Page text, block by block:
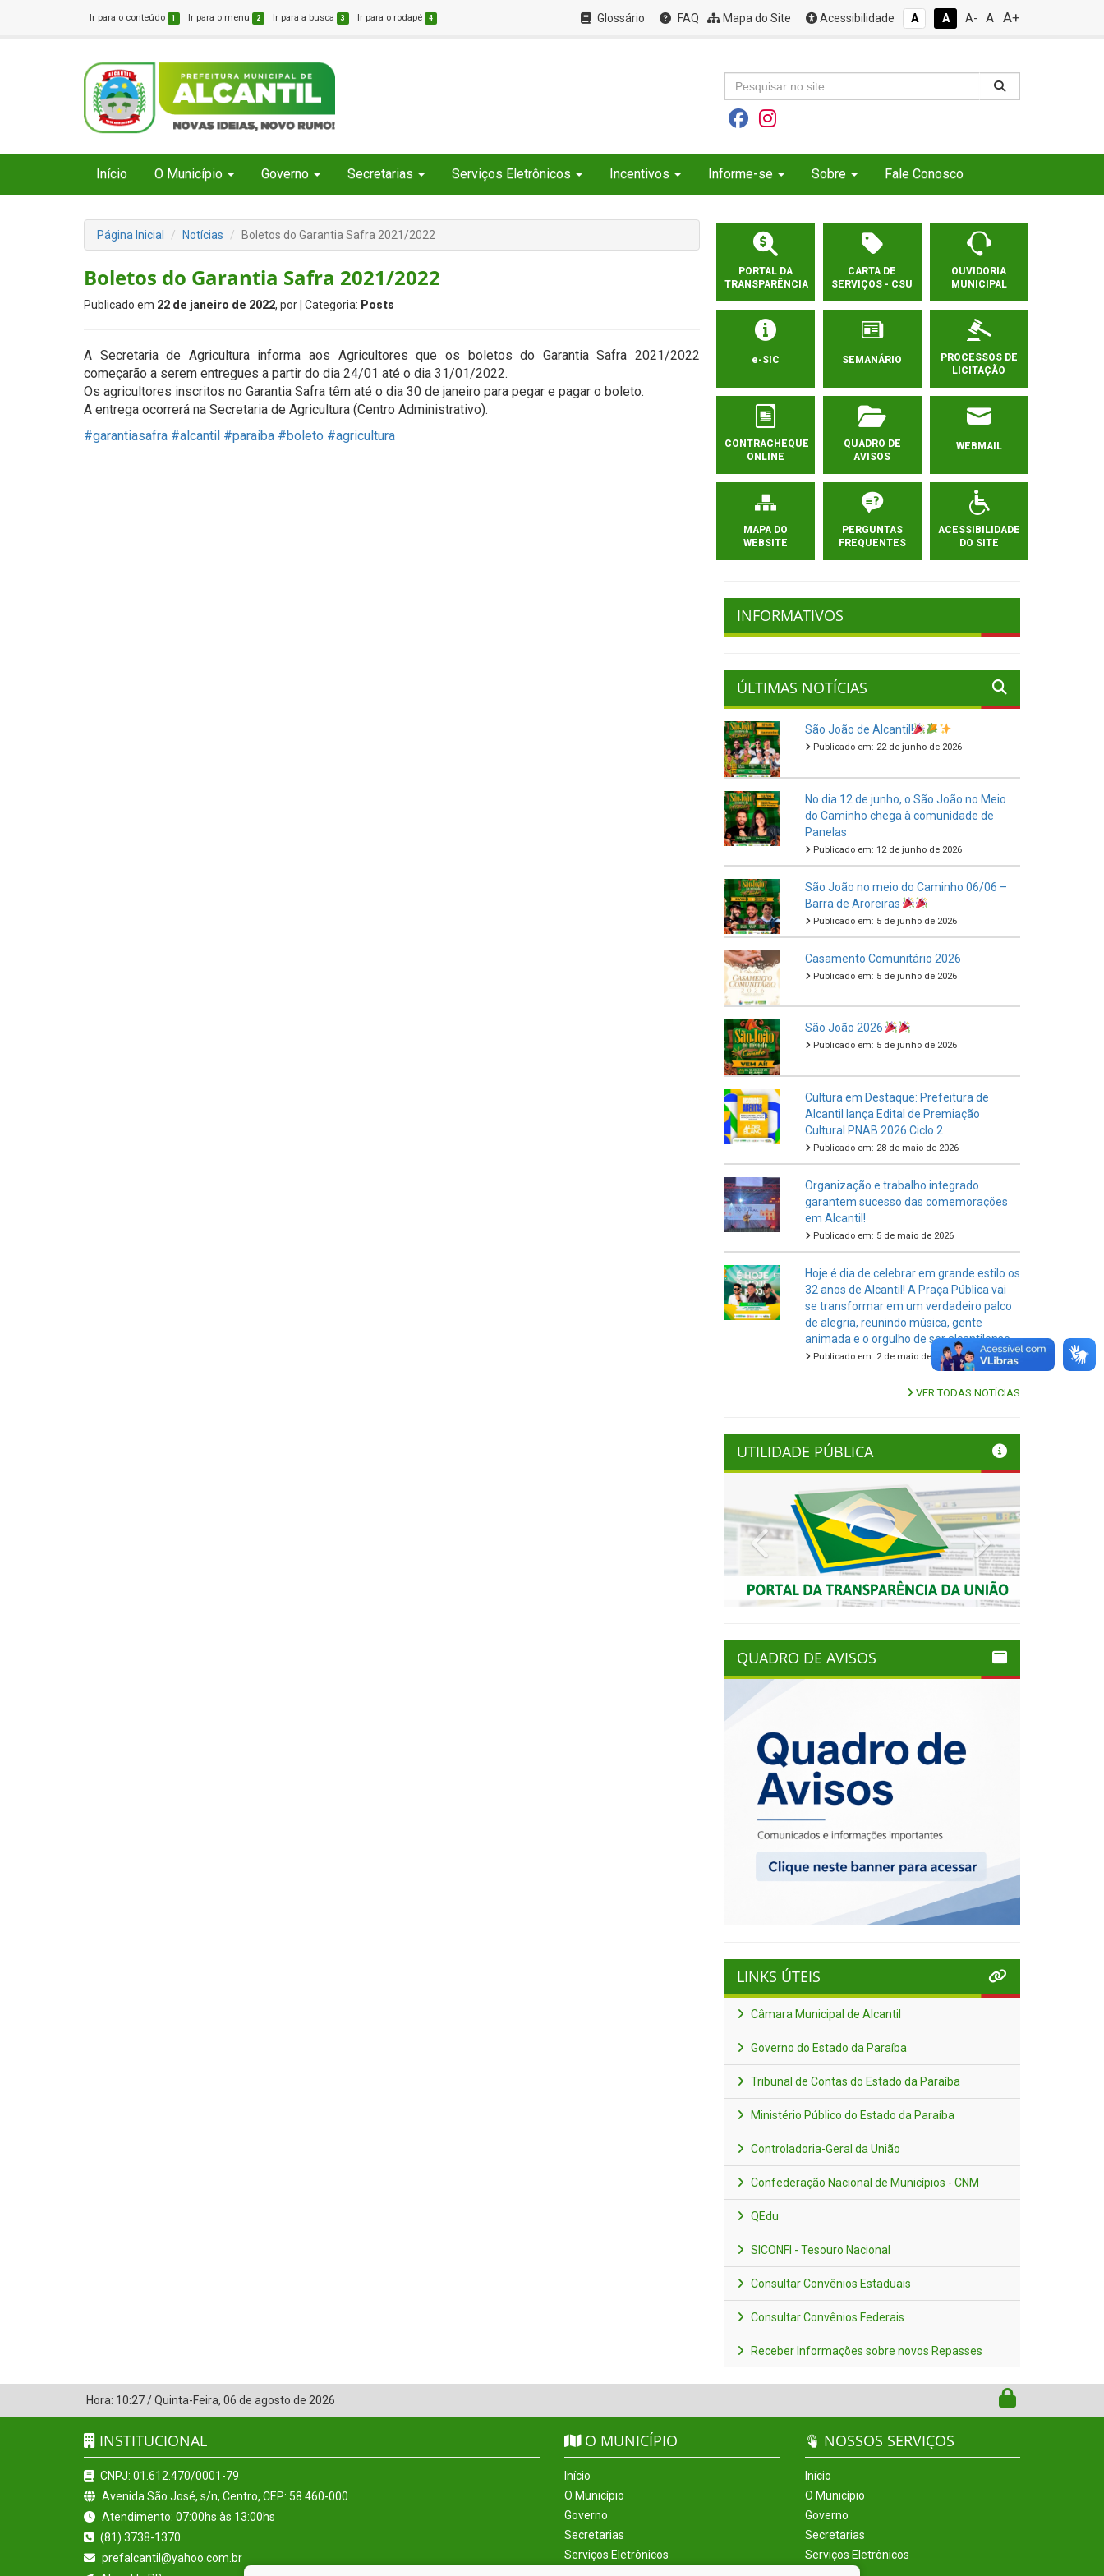
Ir para o conteúdo 1 Ir para o menu 2 Ir para a busca 3 Ir para o rodapé 4 Glossário FAQ Mapa do Site Acessibilidade A A A- A A+
Início O Município Governo Secretarias Serviços Eletrônicos Incentivos Informe-se Sobre Fale Conosco
Página Inicial Notícias Boletos do Garantia Safra 2021/2022
Boletos do Garantia Safra 2021/2022
Publicado em 22 de janeiro de 2022, por | Categoria: Posts
A Secretaria de Agricultura informa aos Agricultores que os boletos do Garantia Safra 2021/2022
começarão a serem entregues a partir do dia 24/01 até o dia 31/01/2022.
Os agricultores inscritos no Garantia Safra têm até o dia 30 de janeiro para pegar e pagar o boleto.
A entrega ocorrerá na Secretaria de Agricultura (Centro Administrativo).
#garantiasafra #alcantil #paraiba #boleto #agricultura
PORTAL DA
TRANSPARÊNCIA
CARTA DE
SERVIÇOS - CSU
OUVIDORIA
MUNICIPAL
e-SIC SEMANÁRIO
PROCESSOS DE
LICITAÇÃO
CONTRACHEQUE
ONLINE
QUADRO DE
AVISOS
WEBMAIL
MAPA DO
WEBSITE
PERGUNTAS
FREQUENTES
ACESSIBILIDADE
DO SITE
INFORMATIVOS
ÚLTIMAS NOTÍCIAS
São João de Alcantil!
Publicado em: 22 de junho de 2026
No dia 12 de junho, o São João no Meio
do Caminho chega à comunidade de
Panelas
Publicado em: 12 de junho de 2026
São João no meio do Caminho 06/06 –
Barra de Aroreiras
Publicado em: 5 de junho de 2026
Casamento Comunitário 2026
Publicado em: 5 de junho de 2026
São João 2026
Publicado em: 5 de junho de 2026
Cultura em Destaque: Prefeitura de
Alcantil lança Edital de Premiação
Cultural PNAB 2026 Ciclo 2
Publicado em: 28 de maio de 2026
Organização e trabalho integrado
garantem sucesso das comemorações
em Alcantil!
Publicado em: 5 de maio de 2026
Hoje é dia de celebrar em grande estilo os
32 anos de Alcantil! A Praça Pública vai
se transformar em um verdadeiro palco
de alegria, reunindo música, gente
animada e o orgulho de ser alcantilense.
Publicado em: 2 de maio de 2026
VER TODAS NOTÍCIAS
UTILIDADE PÚBLICA
Previous Next
QUADRO DE AVISOS
LINKS ÚTEIS
Câmara Municipal de Alcantil
Governo do Estado da Paraíba
Tribunal de Contas do Estado da Paraíba
Ministério Público do Estado da Paraíba
Controladoria-Geral da União
Confederação Nacional de Municípios - CNM
QEdu
SICONFI - Tesouro Nacional
Consultar Convênios Estaduais
Consultar Convênios Federais
Receber Informações sobre novos Repasses
Hora: 10:27/Quinta-Feira, 06 de agosto de 2026
INSTITUCIONAL
CNPJ: 01.612.470/0001-79
Avenida São José, s/n, Centro, CEP: 58.460-000
Atendimento: 07:00hs às 13:00hs
(81) 3738-1370
prefalcantil@yahoo.com.br
O MUNICÍPIO
Início
O Município
Governo
Secretarias
Serviços Eletrônicos
NOSSOS SERVIÇOS
Início
O Município
Governo
Secretarias
Serviços Eletrônicos